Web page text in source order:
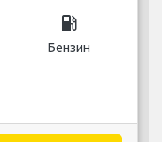
local_gas_station
Бензин